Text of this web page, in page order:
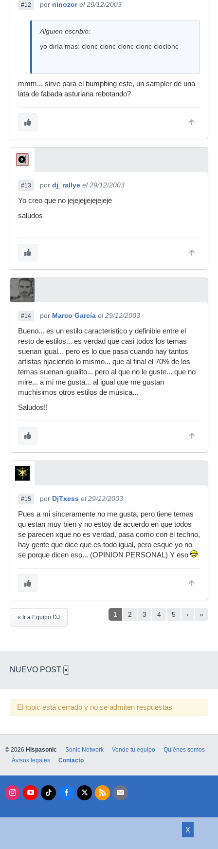
#12 por ninozor el 29/12/2003
Alguien escribió:
yo diría mas: clonc clonc clonc clonc cloclonc
mmm... sirve para el bumpbing este, un sampler de una
lata de fabada asturiana rebotando?
#13 por dj_rallye el 29/12/2003
Yo creo que no jejejejjejejejeje
saludos
#14 por Marco García el 29/12/2003
Bueno... es un estilo caracteristico y definible entre el
resto de estilos... es verdad que casi todos los temas
suenan igual... pero es lo que pasa cuando hay tantos
artistas hjaciendo lo mismo... que al final el 70% de los
temas suenan igualito... pero al que no le guste... que no
mire... a mi me gusta... al igual que me gustan
muchisimos otros estilos de música...
Saludos!!
#15 por DjTxess el 29/12/2003
Pues a mi sinceramente no me gusta, pero tiene temas
qu estan muy bien y no estoy de acuerdo en que todos
se parecen xque no es verdad, pasa como con el techno,
hay gente que dice que es todo igual, pero esque yo no
se porque dicen eso... (OPINION PERSONAL) Y eso
1 2 3 4 5 › »
« Ir a Equipo DJ
NUEVO POST ×
El topic está cerrado y no se admiten respuestas
X
© 2026 Hispasonic Sonic Network Vende tu equipo
Quiénes somos
Avisos legales
Contacto